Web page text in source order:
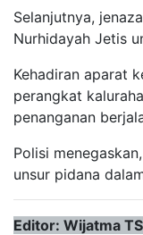
Selanjutnya,
Nurhidayah Jetis
Kehadiran aparat
perangkat
penanganan
Polisi
unsur pidana
Editor: Wijatma TS